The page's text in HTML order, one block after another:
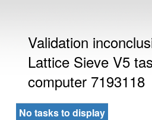
Validation
Lattice Sieve V5
computer 7193118
No tasks to display